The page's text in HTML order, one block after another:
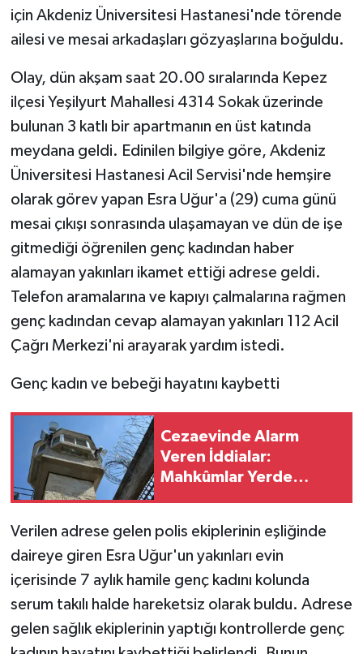
için Akdeniz Üniversitesi Hastanesi'nde törende
ailesi ve mesai arkadaşları gözyaşlarına boğuldu.
Olay, dün akşam saat 20.00 sıralarında Kepez
ilçesi Yeşilyurt Mahallesi 4314 Sokak üzerinde
bulunan 3 katlı bir apartmanın en üst katında
meydana geldi. Edinilen bilgiye göre, Akdeniz
Üniversitesi Hastanesi Acil Servisi'nde hemşire
olarak görev yapan Esra Uğur'a (29) cuma günü
mesai çıkışı sonrasında ulaşamayan ve dün de işe
gitmediği öğrenilen genç kadından haber
alamayan yakınları ikamet ettiği adrese geldi.
Telefon aramalarına ve kapıyı çalmalarına rağmen
genç kadından cevap alamayan yakınları 112 Acil
Çağrı Merkezi'ni arayarak yardım istedi.
Genç kadın ve bebeği hayatını kaybetti
Cezaevinde Alarm
Veren İddialar:
Mahkûmlar Yerde
Verilen adrese gelen polis ekiplerinin eşliğinde
daireye giren Esra Uğur'un yakınları evin
içerisinde 7 aylık hamile genç kadını kolunda
serum takılı halde hareketsiz olarak buldu. Adrese
gelen sağlık ekiplerinin yaptığı kontrollerde genç